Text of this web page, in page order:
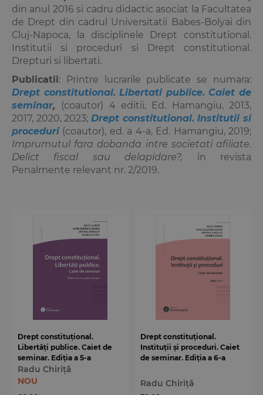
din anul 2016 si cadru didactic asociat la Facultatea
de Drept din cadrul Universitatii Babes-Bolyai din
Cluj-Napoca, la disciplinele Drept constitutional.
Institutii si proceduri si Drept constitutional.
Drepturi si libertati.
Publicatii: Printre lucrarile publicate se numara:
Drept constitutional. Libertati publice. Caiet de
seminar, (coautor) 4 editii, Ed. Hamangiu, 2013,
2017, 2020, 2023; Drept constitutional. Institutii si
proceduri (coautor), ed. a 4-a, Ed. Hamangiu, 2019;
Imprumutul fara dobanda intre societati afiliate.
Delict fiscal sau delapidare?, in revista
Penalmente relevant nr. 2/2019.
Drept constituțional.
Libertăți publice. Caiet de
seminar. Ediția a 5-a
Radu Chiriță
NOU
Drept constituțional.
Instituții și proceduri. Caiet
de seminar. Ediția a 6-a
Radu Chiriță